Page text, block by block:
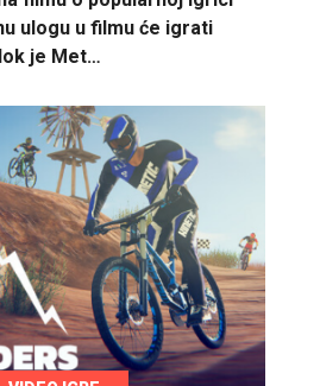
ulogu u filmu će igrati
je Met…